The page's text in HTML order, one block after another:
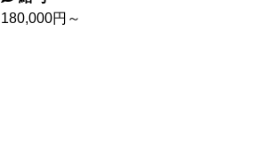
180,000円～